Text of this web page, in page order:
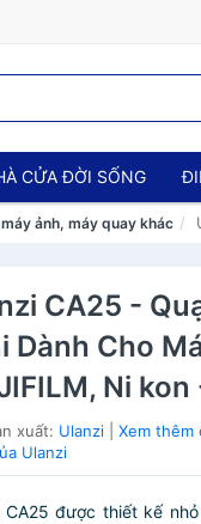
CỬA ĐỜI SỐNG
ảnh, máy quay khác
CA25 -
Dành Cho
Ni
xuất: Ulanzi |Xem thêm
Ulanzi
CA25 được thiết kế